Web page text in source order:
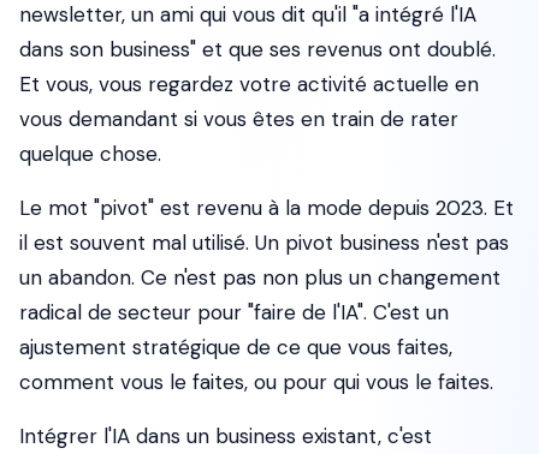
newsletter, un ami qui vous dit qu'il "a intégré l'IA
dans son business" et que ses revenus ont doublé.
Et vous, vous regardez votre activité actuelle en
vous demandant si vous êtes en train de rater
quelque chose.
Le mot "pivot" est revenu à la mode depuis 2023. Et
il est souvent mal utilisé. Un pivot business n'est pas
un abandon. Ce n'est pas non plus un changement
radical de secteur pour "faire de l'IA". C'est un
ajustement stratégique de ce que vous faites,
comment vous le faites, ou pour qui vous le faites.
Intégrer l'IA dans un business existant, c'est